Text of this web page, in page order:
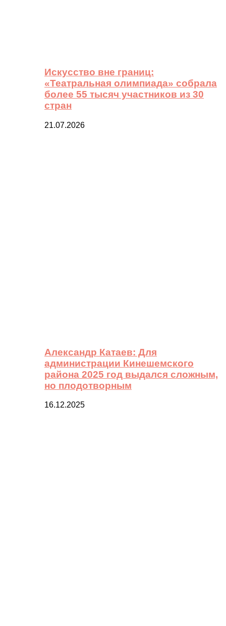
Искусство вне границ:
«Театральная олимпиада» собрала
более 55 тысяч участников из 30
стран
21.07.2026
Александр Катаев: Для
администрации Кинешемского
района 2025 год выдался сложным,
но плодотворным
16.12.2025